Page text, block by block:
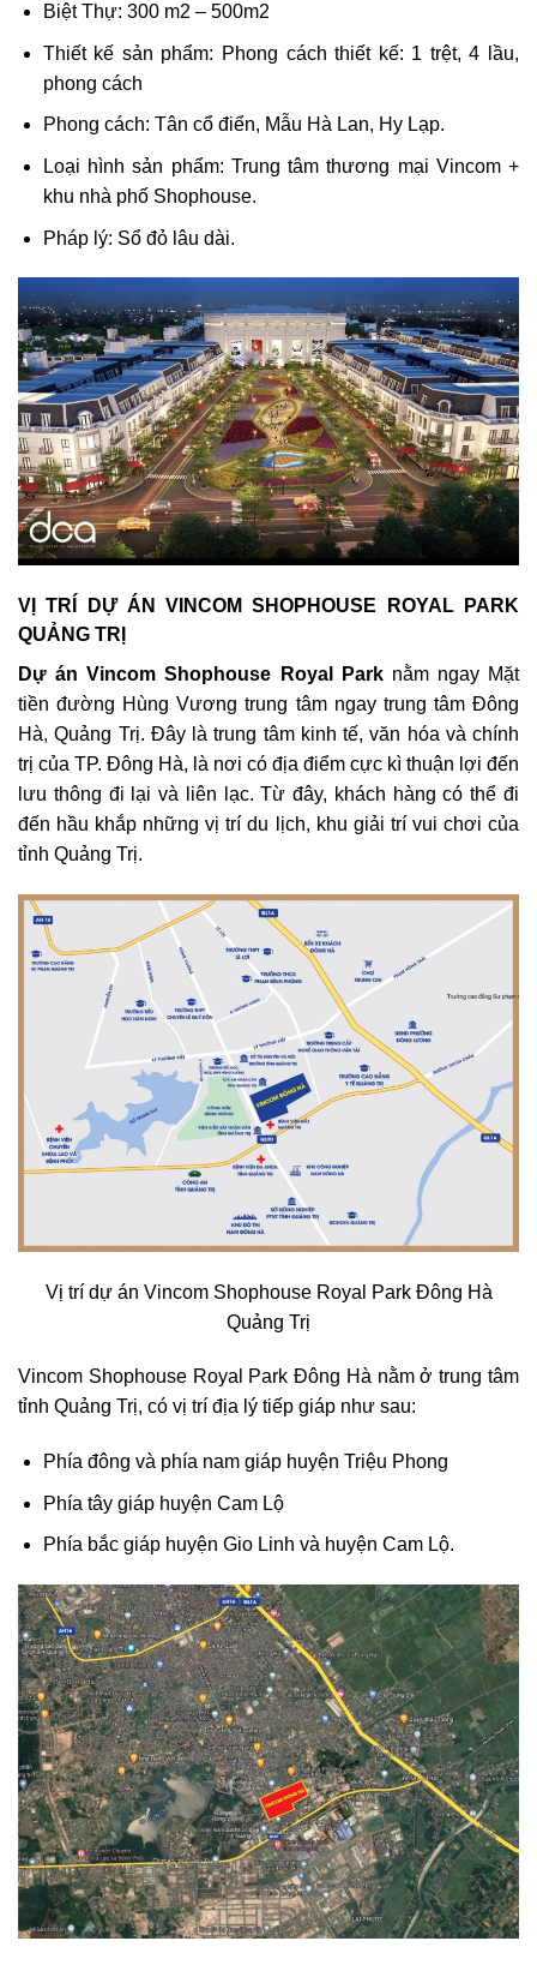
Biệt Thự: 300 m2 – 500m2
Thiết kế sản phẩm: Phong cách thiết kế: 1 trệt, 4 lầu,
phong cách
Phong cách: Tân cổ điển, Mẫu Hà Lan, Hy Lạp.
Loại hình sản phẩm: Trung tâm thương mại Vincom +
khu nhà phố Shophouse.
Pháp lý: Sổ đỏ lâu dài.
VỊ TRÍ DỰ ÁN VINCOM SHOPHOUSE ROYAL PARK
QUẢNG TRỊ
Dự án Vincom Shophouse Royal Parknằm ngay Mặt
tiền đường Hùng Vương trung tâm ngay trung tâm Đông
Hà, Quảng Trị. Đây là trung tâm kinh tế, văn hóa và chính
trị của TP. Đông Hà, là nơi có địa điểm cực kì thuận lợi đến
lưu thông đi lại và liên lạc. Từ đây, khách hàng có thể đi
đến hầu khắp những vị trí du lịch, khu giải trí vui chơi của
tỉnh Quảng Trị.
Vị trí dự án Vincom Shophouse Royal Park Đông Hà
Quảng Trị
Vincom Shophouse Royal Park Đông Hà nằm ở trung tâm
tỉnh Quảng Trị, có vị trí địa lý tiếp giáp như sau:
Phía đông và phía nam giáp huyện Triệu Phong
Phía tây giáp huyện Cam Lộ
Phía bắc giáp huyện Gio Linh và huyện Cam Lộ.